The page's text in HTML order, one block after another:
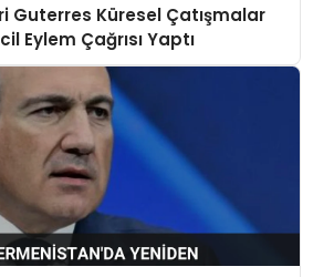
Guterres Küresel Çatışmalar
Eylem Çağrısı Yaptı